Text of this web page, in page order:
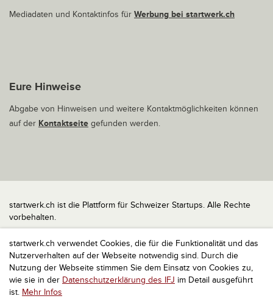
startwerk.ch verwendet Cookies, die für die Funktionalität und das
Nutzerverhalten auf der Webseite notwendig sind. Durch die
Nutzung der Webseite stimmen Sie dem Einsatz von Cookies zu,
wie sie in der Datenschutzerklärung des IFJ im Detail ausgeführt
ist. Mehr Infos
Mediadaten und Kontaktinfos für Werbung bei startwerk.ch
Eure Hinweise
Abgabe von Hinweisen und weitere Kontaktmöglichkeiten können
auf der Kontaktseite gefunden werden.
startwerk.ch ist die Plattform für Schweizer Startups. Alle Rechte
vorbehalten.
Impressum
Kontakt
nach oben